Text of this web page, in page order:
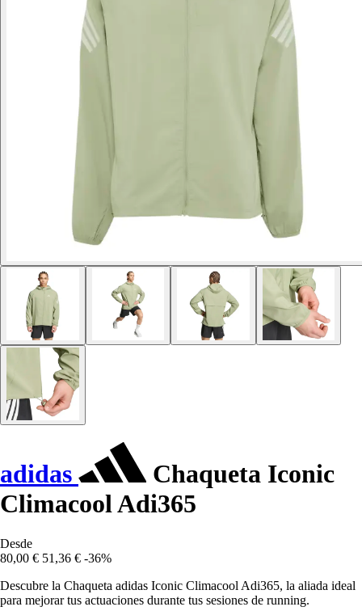
adidas
Chaqueta Iconic
Climacool Adi365
Desde
80,00 € 51,36 € -36%
Descubre la Chaqueta adidas Iconic Climacool Adi365, la aliada ideal
para mejorar tus actuaciones durante tus sesiones de running.